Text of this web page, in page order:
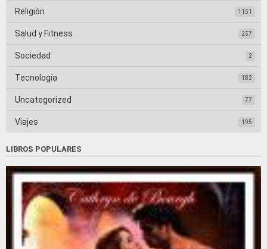
Religión 1151
Salud y Fitness 257
Sociedad 2
Tecnología 182
Uncategorized 77
Viajes 195
LIBROS POPULARES